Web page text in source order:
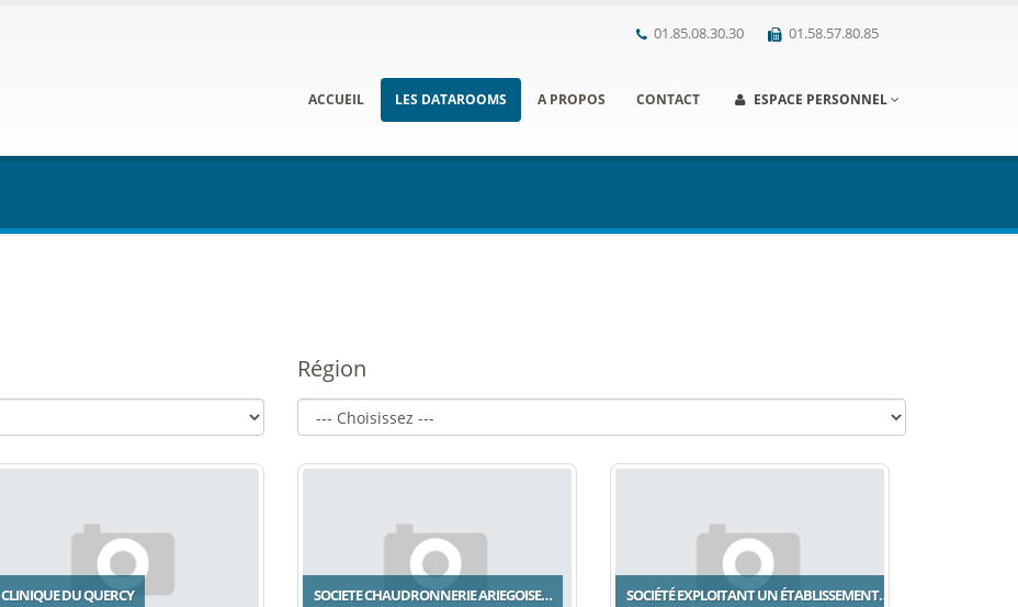
01.85.08.30.30 01.58.57.80.85
ACCUEIL LES DATAROOMS A PROPOS CONTACT ESPACE PERSONNEL
Région
CLINIQUE DU QUERCY SOCIETE CHAUDRONNERIE ARIEGOISE… SOCIÉTÉ EXPLOITANT UN ÉTABLISSEMENT…